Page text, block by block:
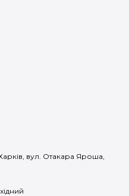
вул. Отакара Яроша,